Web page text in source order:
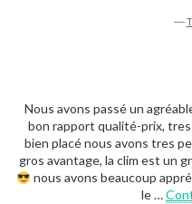
―
Nous avons passé un
bon rapport qualité-prix,
bien placé nous avons tres
gros avantage, la clim est un
nous avons beaucoup
le …